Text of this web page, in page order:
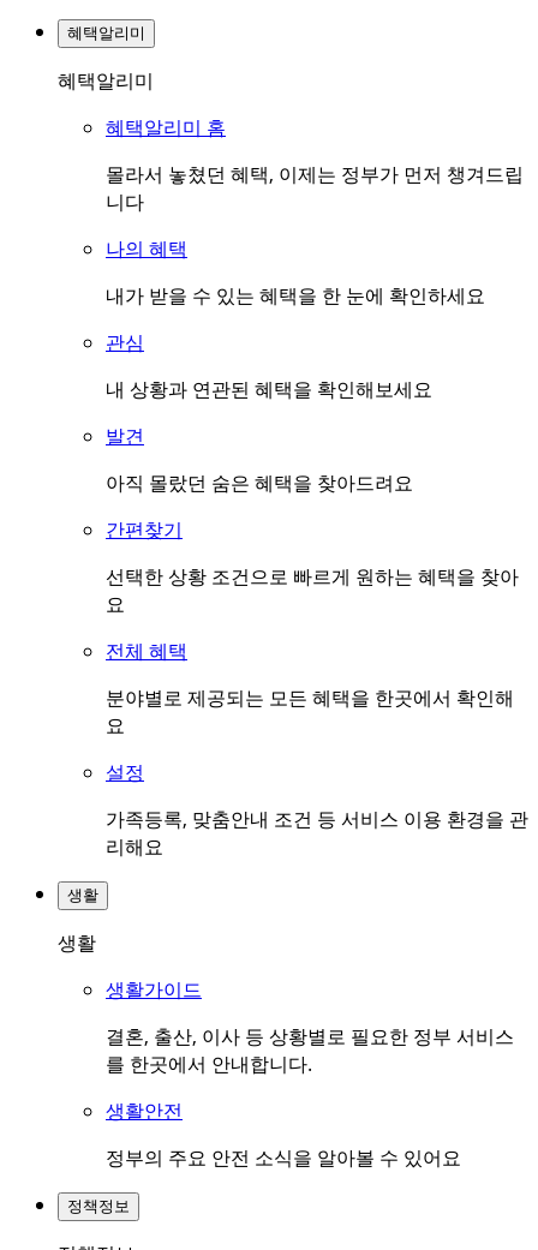
혜택알리미
혜택알리미
혜택알리미 홈
몰라서 놓쳤던 혜택, 이제는 정부가 먼저 챙겨드립
니다
나의 혜택
내가 받을 수 있는 혜택을 한 눈에 확인하세요
관심
내 상황과 연관된 혜택을 확인해보세요
발견
아직 몰랐던 숨은 혜택을 찾아드려요
간편찾기
선택한 상황 조건으로 빠르게 원하는 혜택을 찾아
요
전체 혜택
분야별로 제공되는 모든 혜택을 한곳에서 확인해
요
설정
가족등록, 맞춤안내 조건 등 서비스 이용 환경을 관
리해요
생활
생활
생활가이드
결혼, 출산, 이사 등 상황별로 필요한 정부 서비스
를 한곳에서 안내합니다.
생활안전
정부의 주요 안전 소식을 알아볼 수 있어요
정책정보